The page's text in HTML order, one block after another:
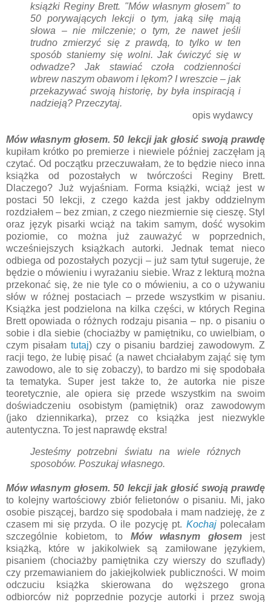
książki Reginy Brett. "Mów własnym głosem" to
50 porywających lekcji o tym, jaką siłę mają
słowa – nie milczenie; o tym, że nawet jeśli
trudno zmierzyć się z prawdą, to tylko w ten
sposób staniemy się wolni. Jak ćwiczyć się w
odwadze? Jak stawiać czoła codzienności
wbrew naszym obawom i lękom? I wreszcie – jak
przekazywać swoją historię, by była inspiracją i
nadzieją? Przeczytaj.
opis wydawcy
Mów własnym głosem. 50 lekcji jak głosić swoją prawdę
kupiłam krótko po premierze i niewiele później zaczęłam ją
czytać. Od początku przeczuwałam, że to będzie nieco inna
książka od pozostałych w twórczości Reginy Brett.
Dlaczego? Już wyjaśniam. Forma książki, wciąż jest w
postaci 50 lekcji, z czego każda jest jakby oddzielnym
rozdziałem – bez zmian, z czego niezmiernie się cieszę. Styl
oraz język pisarki wciąż na takim samym, dość wysokim
poziomie, co można już zauważyć w poprzednich,
wcześniejszych książkach autorki. Jednak temat nieco
odbiega od pozostałych pozycji – już sam tytuł sugeruje, że
będzie o mówieniu i wyrażaniu siebie. Wraz z lekturą można
przekonać się, że nie tyle co o mówieniu, a co o używaniu
słów w różnej postaciach – przede wszystkim w pisaniu.
Książka jest podzielona na kilka części, w których Regina
Brett opowiada o różnych rodzaju pisania – np. o pisaniu o
sobie i dla siebie (chociażby w pamiętniku, co uwielbiam, o
czym pisałamtutaj) czy o pisaniu bardziej zawodowym. Z
racji tego, że lubię pisać (a nawet chciałabym zająć się tym
zawodowo, ale to się zobaczy), to bardzo mi się spodobała
ta tematyka. Super jest także to, że autorka nie pisze
teoretycznie, ale opiera się przede wszystkim na swoim
doświadczeniu osobistym (pamiętnik) oraz zawodowym
(jako dziennikarka), przez co książka jest niezwykle
autentyczna. To jest naprawdę ekstra!
Jesteśmy potrzebni światu na wiele różnych
sposobów. Poszukaj własnego.
Mów własnym głosem. 50 lekcji jak głosić swoją prawdę
to kolejny wartościowy zbiór felietonów o pisaniu. Mi, jako
osobie piszącej, bardzo się spodobała i mam nadzieję, że z
czasem mi się przyda. O ile pozycję pt. Kochajpolecałam
szczególnie kobietom, to Mów własnym głosem jest
książką, które w jakikolwiek są zamiłowane językiem,
pisaniem (chociażby pamiętnika czy wierszy do szuflady)
czy przemawianiem do jakiejkolwiek publiczności. W moim
odczuciu książka skierowana do węższego grona
odbiorców niż poprzednie pozycje autorki i przez swoją